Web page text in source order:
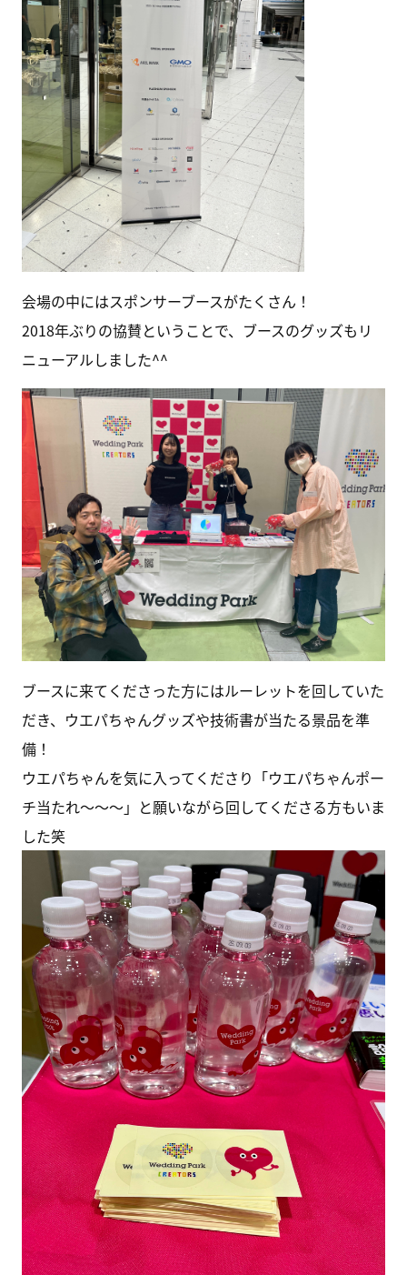
会場の中にはスポンサーブースがたくさん！
2018年ぶりの協賛ということで、ブースのグッズもリ
ニューアルしました^^
ブースに来てくださった方にはルーレットを回していた
だき、ウエパちゃんグッズや技術書が当たる景品を準
備！
ウエパちゃんを気に入ってくださり「ウエパちゃんポー
チ当たれ〜〜〜」と願いながら回してくださる方もいま
した笑